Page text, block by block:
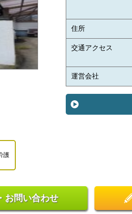
住所
交通アクセス
運営会社
護
お問い合わせ